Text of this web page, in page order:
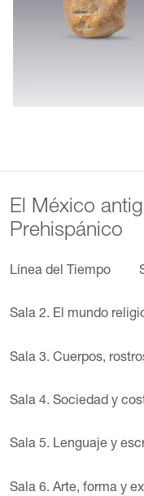
El México
Prehispánico
Línea del Tiempo
Sala 2. El mundo
Sala 3. Cuerpos,
Sala 4. Sociedad y
Sala 5. Lenguaje y
Sala 6. Arte, forma y